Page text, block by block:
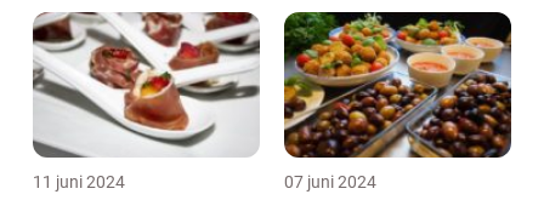
11 juni 2024 07 juni 2024